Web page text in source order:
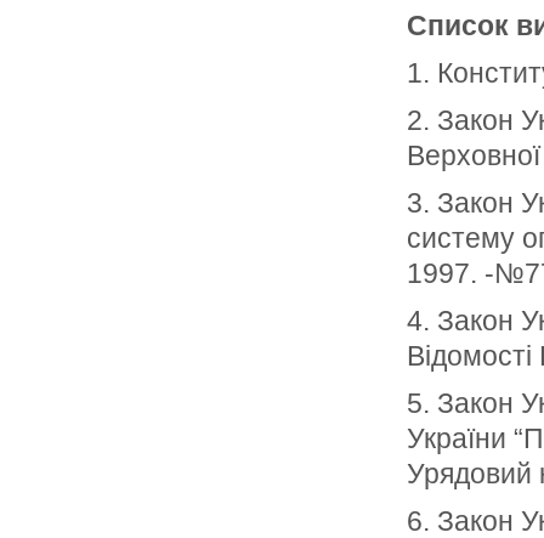
Список
1.
2. Закон
3. Закон
систему
1997. -
4. Закон
5. Закон
України
Урядовий
6. Закон